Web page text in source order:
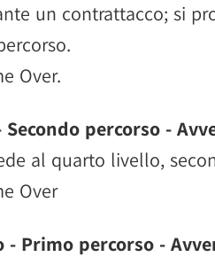
un contrattacco; si
Over.
Secondo percorso -
al quarto livello,
Over
- Primo percorso -